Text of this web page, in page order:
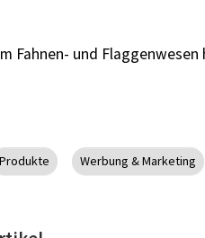
Fahnen- und
Produkte Werbung & Marketing